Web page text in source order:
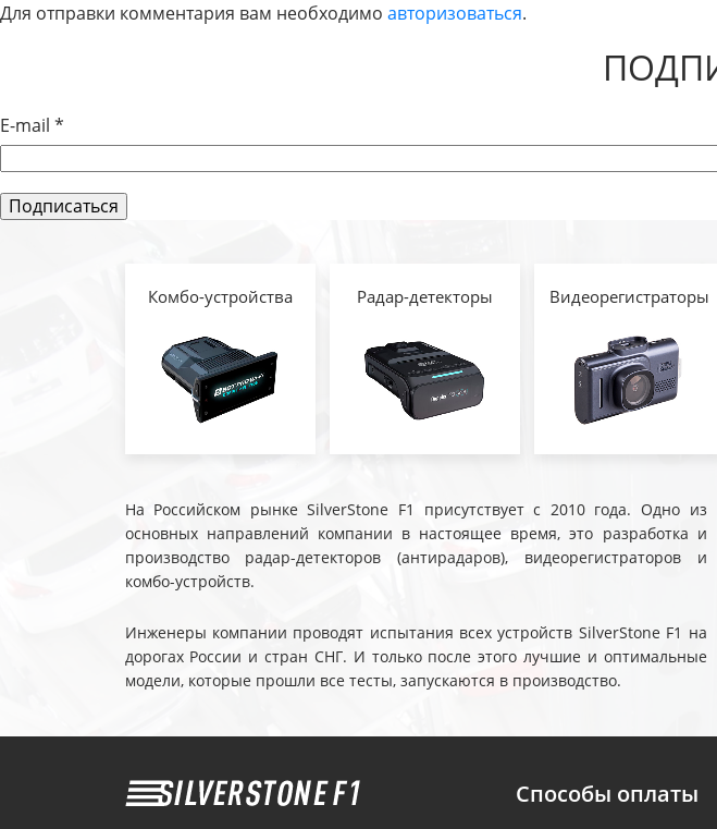
ПО
Для отправки комментария вам необходимо авторизоваться.
E-mail *
Комбо-устройства Радар-детекторы Видеорегистраторы
На Российском рынке SilverStone F1 присутствует с 2010 года. Одно из
основных направлений компании в настоящее время, это разработка и
производство радар-детекторов (антирадаров), видеорегистраторов и
комбо-устройств.
Инженеры компании проводят испытания всех устройств SilverStone F1 на
дорогах России и стран СНГ. И только после этого лучшие и оптимальные
модели, которые прошли все тесты, запускаются в производство.
Способы оплаты